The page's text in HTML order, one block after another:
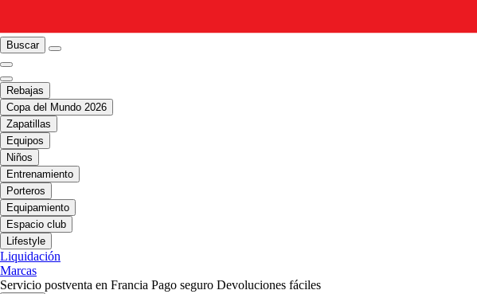
Buscar
Rebajas
Copa del Mundo 2026
Zapatillas
Equipos
Niños
Entrenamiento
Porteros
Equipamiento
Espacio club
Lifestyle
Liquidación
Marcas
Servicio postventa en Francia Pago seguro Devoluciones fáciles